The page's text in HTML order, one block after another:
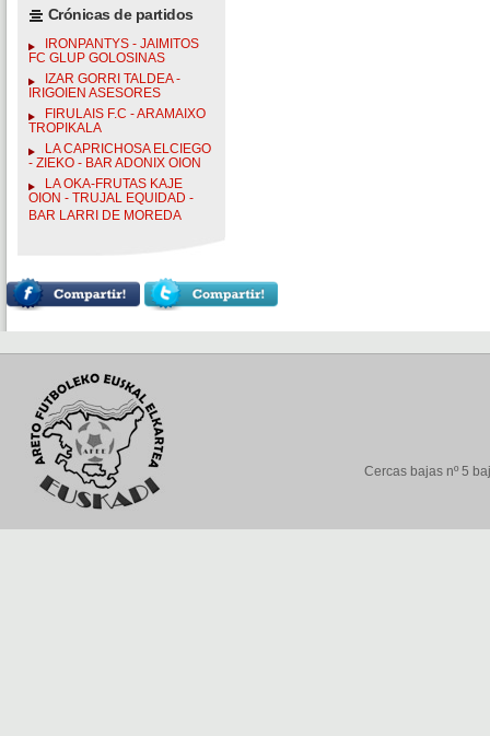
Crónicas de partidos
IRONPANTYS - JAIMITOS
FC GLUP GOLOSINAS
IZAR GORRI TALDEA -
IRIGOIEN ASESORES
FIRULAIS F.C - ARAMAIXO
TROPIKALA
LA CAPRICHOSA ELCIEGO
- ZIEKO - BAR ADONIX OION
LA OKA-FRUTAS KAJE
OION - TRUJAL EQUIDAD -
BAR LARRI DE MOREDA
Cercas bajas nº 5